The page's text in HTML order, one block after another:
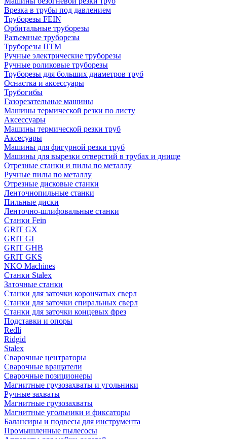
Врезка в трубы под давлением
Труборезы FEIN
Орбитальные труборезы
Разъемные труборезы
Труборезы ПТМ
Ручные электрические труборезы
Ручные роликовые труборезы
Труборезы для больших диаметров труб
Оснастка и аксессуары
Трубогибы
Газорезательные машины
Машины термической резки по листу
Аксессуары
Машины термической резки труб
Аксесуары
Машины для фигурной резки труб
Машины для вырезки отверстий в трубах и днище
Отрезные станки и пилы по металлу
Ручные пилы по металлу
Отрезные дисковые станки
Ленточнопильные станки
Пильные диски
Ленточно-шлифовальные станки
Станки Fein
GRIT GX
GRIT GI
GRIT GHB
GRIT GKS
NKO Machines
Станки Stalex
Заточные станки
Станки для заточки корончатых сверл
Станки для заточки спиральных сверл
Станки для заточки концевых фрез
Подставки и опоры
Redli
Ridgid
Stalex
Сварочные центраторы
Сварочные вращатели
Сварочные позиционеры
Магнитные грузозахваты и угольники
Ручные захваты
Магнитные грузозахваты
Магнитные угольники и фиксаторы
Балансиры и подвесы для инструмента
Промышленные пылесосы